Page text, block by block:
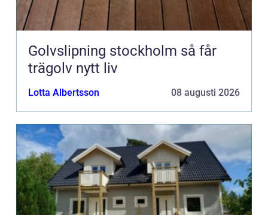
Golvslipning stockholm så får
trägolv nytt liv
Lotta Albertsson 08 augusti 2026